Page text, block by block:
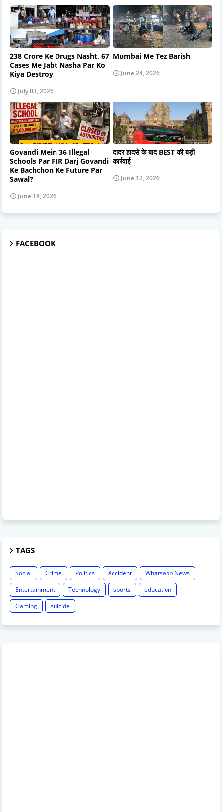
238 Crore Ke Drugs Nasht, 67
Cases Me Jabt Nasha Par Ko
Kiya Destroy
July 03, 2026
Mumbai Me Tez Barish
June 24, 2026
Govandi Mein 36 Illegal
Schools Par FIR Darj Govandi
Ke Bachchon Ke Future Par
Sawal?
June 18, 2026
दादर हादसे के बाद BEST की बड़ी
कार्रवाई
June 12, 2026
FACEBOOK
TAGS
Social Crime Politics Accident
Whatsapp News
Entertainment
Technology sports
education
Gaming
suicide